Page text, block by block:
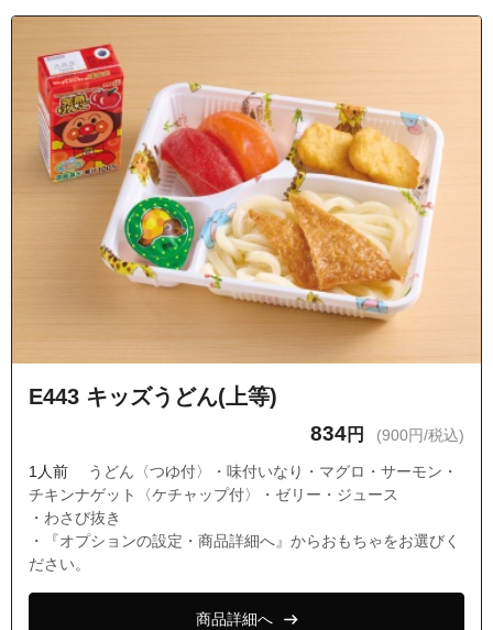
E443 キッズうどん(上等)
834円 (900円/税込)
1人前
うどん〈つゆ付〉・味付いなり・マグロ・サーモン・
チキンナゲット〈ケチャップ付〉・ゼリー・ジュース
・わさび抜き
・『オプションの設定・商品詳細へ』からおもちゃをお選びく
ださい。
商品詳細へ